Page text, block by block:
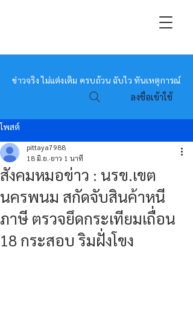
หมอข่าว
ข่าวจริง ไม่แต่งเติม ครบถ้วน ฉับไว ทันเหตุการณ์
ลงชื่อเข้าใช้
โพสต์
สังคมหมอข่าว : นรข.เขต
นครพนม สกัดจับสินค้าหนี
ภาษี ตรวจยึดกระเทียมเถื่อน
18 กระสอบ ริมฝั่งโขง
pittaya7988
18 มิ.ย. ยาว 1 นาที